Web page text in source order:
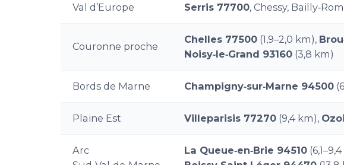
Val d’Europe Serris 77700, Chessy,
Couronne proche
Chelles 77500 (1,9–2,0 km),
Noisy‑le‑Grand 93160 (3,8 km)
Bords de Marne Champigny‑sur‑Marne 94500
Plaine Est Villeparisis 77270 (9,4 km),
Arc
La Queue‑en‑Brie 94510